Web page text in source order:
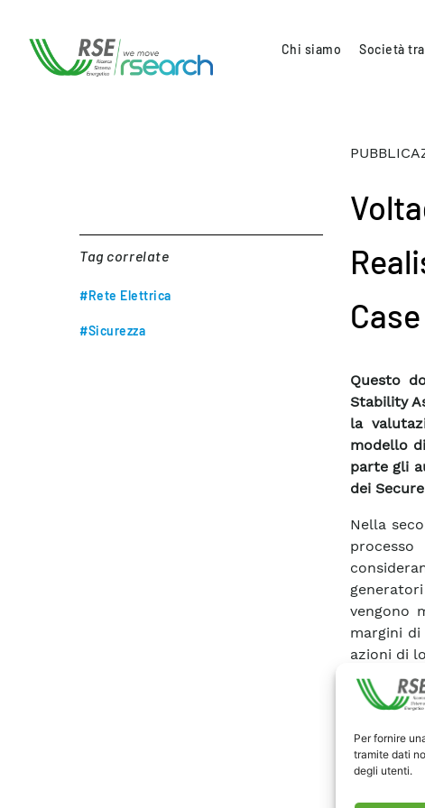
Per fornire
tramite dati
degli utenti.
Chi siamo Società
Tag correlate
#Rete Elettrica
#Sicurezza
Case
Questo
Stability
la
modello
parte gli
dei
Nella
vengono
margini
azioni di
Scarica